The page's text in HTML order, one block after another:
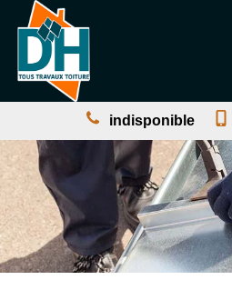
indisponible